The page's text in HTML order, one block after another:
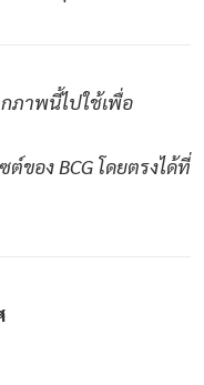
ภาพนี้ไปใช้เพื่อ
ของ BCG โดยตรงได้ที่